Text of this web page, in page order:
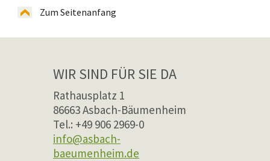
Zum Seitenanfang
WIR SIND FÜR SIE DA
Rathausplatz 1
86663 Asbach-Bäumenheim
Tel.: +49 906 2969-0
info@asbach-
baeumenheim.de